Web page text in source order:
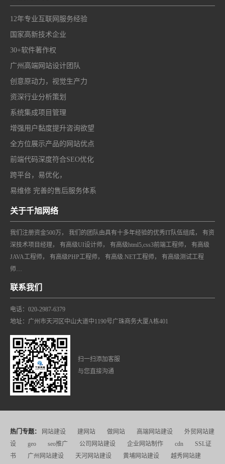
12年专业互联网服务经验
国家高新技术企业
30+软件著作权
广州高端网站设计团队
创意原动力，视觉生产力
资深行业分析策划
系统集成项目管理
增强用户黏度提升咨询欲望
全方位展示产品的网站优点
前端代码深度符合SEO优化
跨平台，易优化，
易维修 完善的售后服务体系
关于千旭网络
我们注册资金500万， 我们的团队由具有十多年经验的优秀IT队伍组成， 有资
深技术项目经理， 有高级UI设计师， 有高级html5,css3前端工程师， 有高级
JAVA工程师， 有高级PHP工程师， 有高级.NET工程师， 有高级测试工程
师…
联系我们
电话：020-2987-6379
地址：广州市天河区中山大道中1190号广珠商务大厦A栋401
扫一扫添加客服
与您直接沟通
热门专题： 网站建设 建网站 做网站 高端网站建设
外贸网站建
设
geo seo推广 公司网站建设 企业网站制作 cdn
SSL证
书
广州网站建设 天河网站建设 黄埔网站建设 越秀网站建